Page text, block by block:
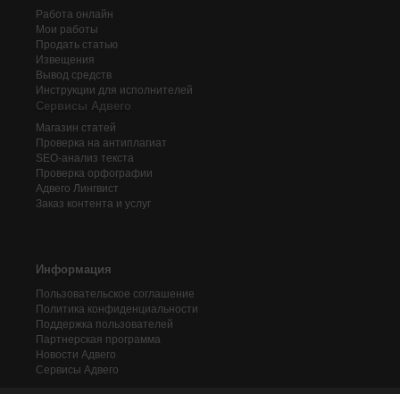
Работа онлайн
Мои работы
Продать статью
Извещения
Вывод средств
Инструкции для исполнителей
Сервисы Адвего
Магазин статей
Проверка на антиплагиат
SEO-анализ текста
Проверка орфографии
Адвего Лингвист
Заказ контента и услуг
Информация
Пользовательское соглашение
Политика конфиденциальности
Поддержка пользователей
Партнерская программа
Новости Адвего
Сервисы Адвего